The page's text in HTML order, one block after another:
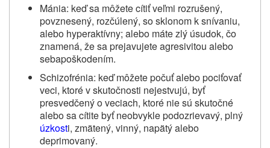
Mánia: keď sa môžete cítiť veľmi rozrušený,
povznesený, rozčúlený, so sklonom k snívaniu,
alebo hyperaktívny; alebo máte zlý úsudok, čo
znamená, že sa prejavujete agresivitou alebo
sebapoškodením.
Schizofrénia: keď môžete počuť alebo pociťovať
veci, ktoré v skutočnosti nejestvujú, byť
presvedčený o veciach, ktoré nie sú skutočné
alebo sa cítite byť neobvykle podozrievavý, plný
úzkosti, zmätený, vinný, napätý alebo
deprimovaný.